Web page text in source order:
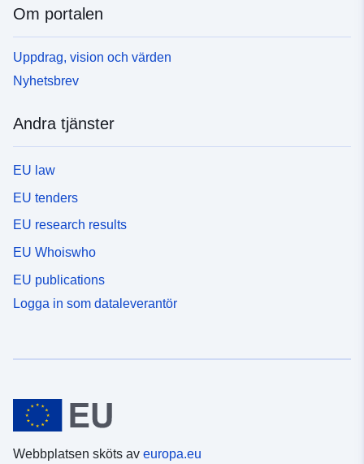
Om portalen
Uppdrag, vision och värden
Nyhetsbrev
Andra tjänster
EU law
EU tenders
EU research results
EU Whoiswho
EU publications
Logga in som dataleverantör
Webbplatsen sköts av europa.eu